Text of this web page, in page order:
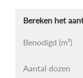
Benodigd (m²)
Aantal dozen